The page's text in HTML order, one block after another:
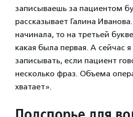
записываешь за пациентом
рассказывает Галина
начинала, то на третьей
какая была первая. А сейчас
записывать, если пациент
несколько фраз. Объема
хватает».